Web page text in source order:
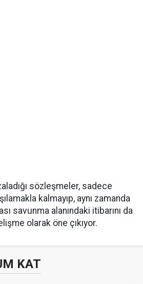
sözleşmeler, sadece
kalmayıp, aynı zamanda
savunma alanındaki itibarını da
olarak öne çıkıyor.
KAT